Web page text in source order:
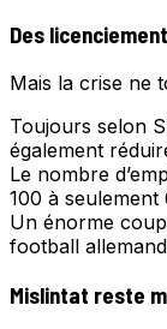
Des
Mais la crise ne
Toujours selon
également
Le nombre
100 à
Un énorme
football
Mislintat reste